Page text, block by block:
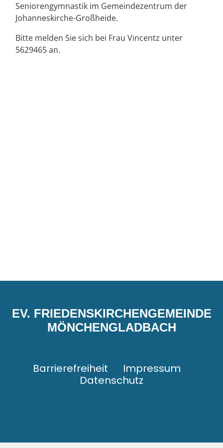
Seniorengymnastik im Gemeindezentrum der
Johanneskirche-Großheide.
Bitte melden Sie sich bei Frau Vincentz unter
5629465 an.
EV. FRIEDENSKIRCHENGEMEINDE
MÖNCHENGLADBACH
Barrierefreiheit
Impressum
Datenschutz